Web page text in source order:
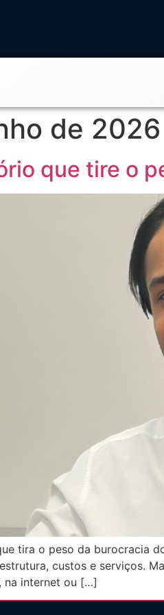
de 2026
que tire o
tira o peso da burocracia
custos e serviços.
na internet ou […]